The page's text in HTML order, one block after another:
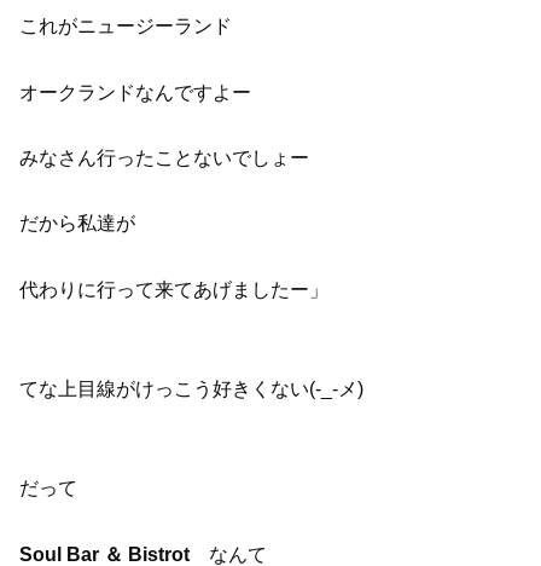
これがニュージーランド
オークランドなんですよー
みなさん行ったことないでしょー
だから私達が
代わりに行って来てあげましたー」
てな上目線がけっこう好きくない(-_-メ)
だって
Soul Bar ＆ Bistrot なんて